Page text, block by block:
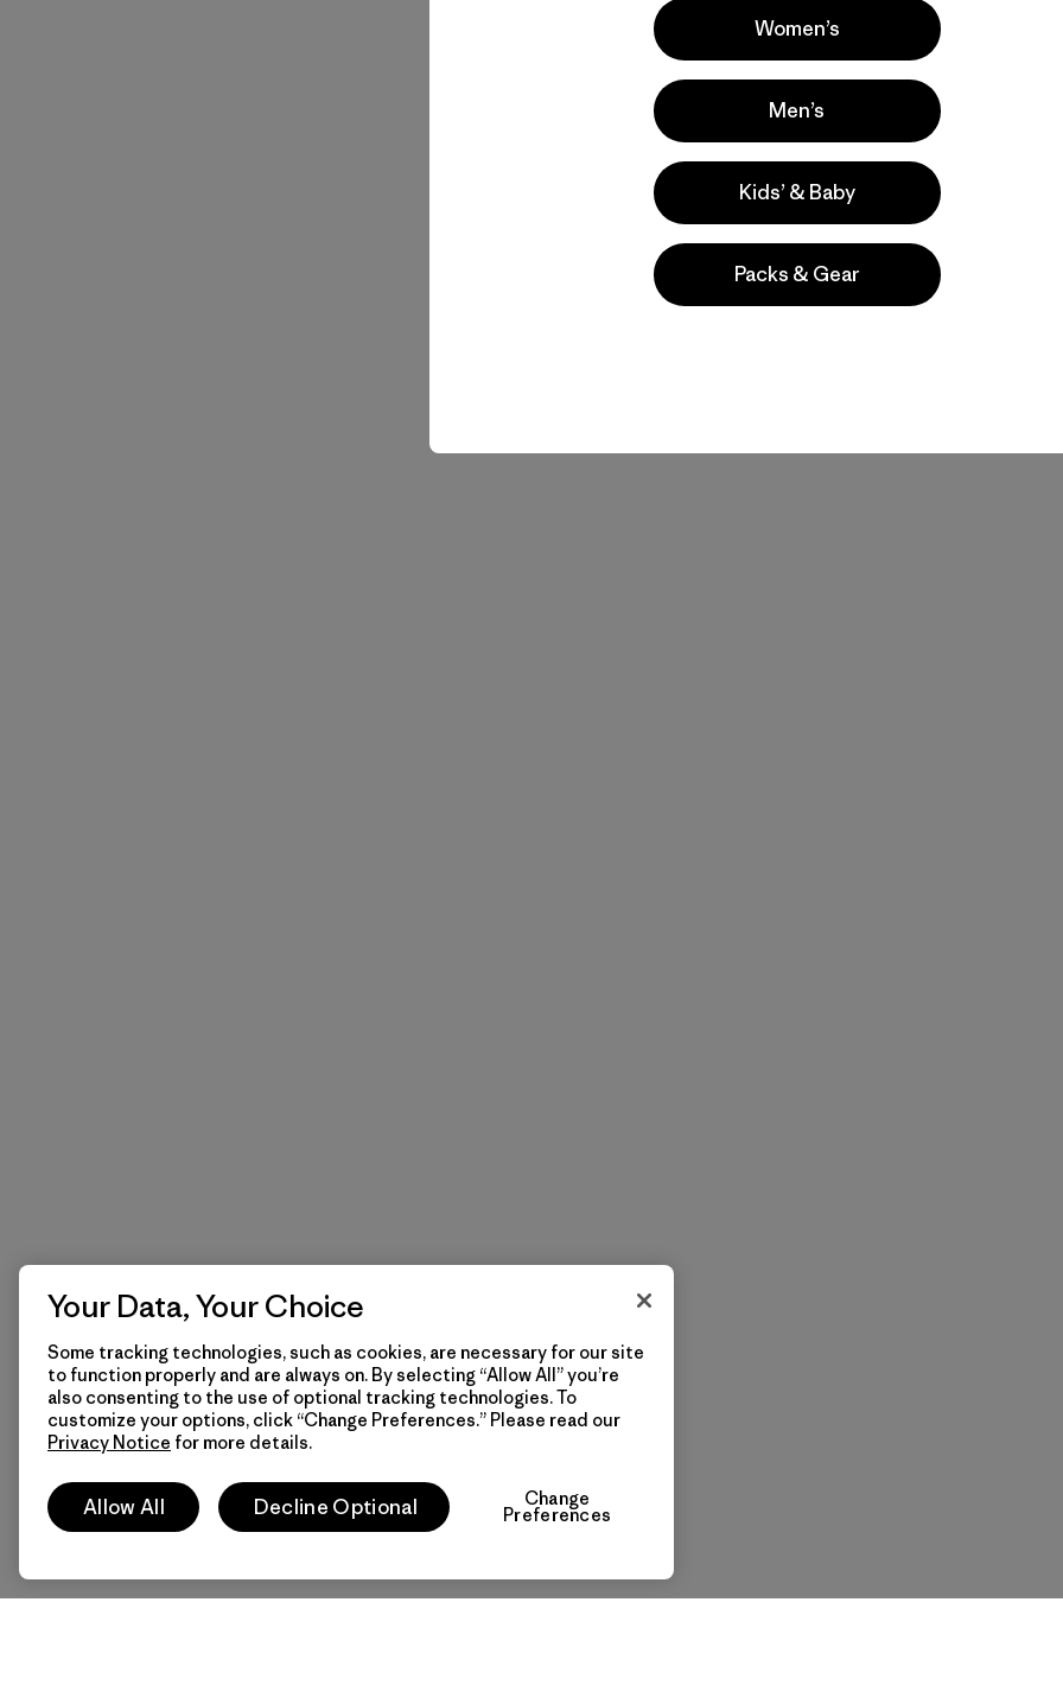
Women’s
Men’s
Kids’ & Baby
Packs & Gear
Your Data, Your Choice
Some tracking technologies, such as cookies, are necessary for our site
to function properly and are always on. By selecting “Allow All” you’re
also consenting to the use of optional tracking technologies. To
customize your options, click “Change Preferences.” Please read our
Privacy Notice for more details.
Allow All Decline Optional Change
Preferences